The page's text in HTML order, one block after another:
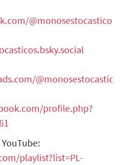
@monosestocasticos
profile.php?
playlist?list=PL-